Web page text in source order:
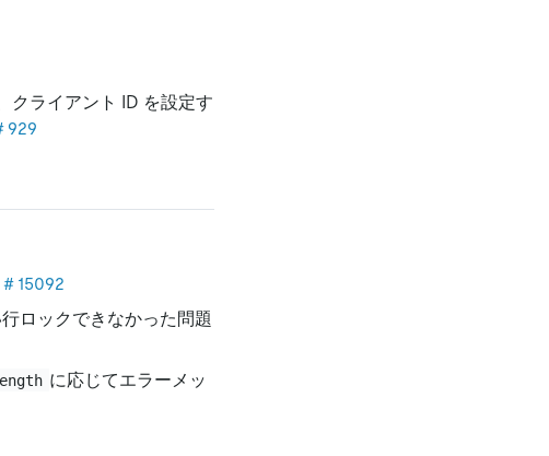
クライアント ID を設定す
929
＃15092
ロックできなかった問題
に応じてエラーメッ